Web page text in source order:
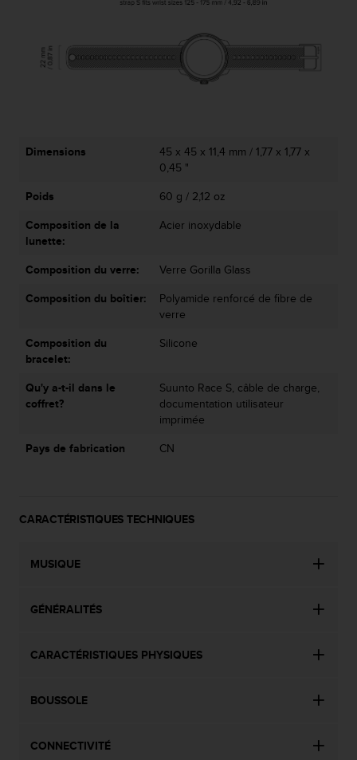
Dimensions
45 x 45 x 11,4 mm / 1,77 x 1,77 x
0,45 "
Poids
60 g / 2,12 oz
Composition de la
lunette:
Acier inoxydable
Composition du verre:
Verre Gorilla Glass
Composition du boîtier:
Polyamide renforcé de fibre de
verre
Composition du
bracelet:
Silicone
Qu'y a-t-il dans le
coffret?
Suunto Race S, câble de charge,
documentation utilisateur
imprimée
Pays de fabrication
CN
CARACTÉRISTIQUES TECHNIQUES
MUSIQUE
GÉNÉRALITÉS
CARACTÉRISTIQUES PHYSIQUES
BOUSSOLE
CONNECTIVITÉ